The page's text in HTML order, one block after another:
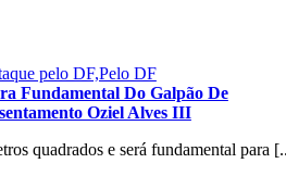
pelo DF,Pelo DF
Fundamental Do Galpão De
Oziel Alves III
quadrados e será fundamental para